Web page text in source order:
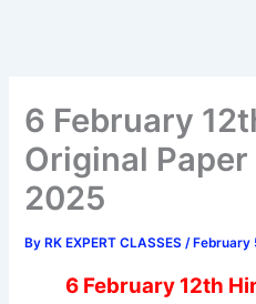
6 February
Original
2025
By RK EXPERT CLASSES/ February
6 February 12th